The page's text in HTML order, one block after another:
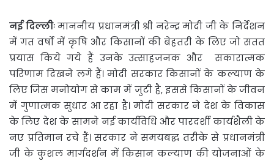
नई दिल्लीःमाननीय प्रधानमंत्री श्री नरेन्द्र मोदी जी के निर्देशन
मेंगत वर्षो में कृषि और किसानों की बेहतरी के लिए जो सतत
प्रयास किये गये हैं उनके उत्साहजनक और सकारात्मक
परिणाम दिखने लगे हैं। मोदी सरकार किसानों के कल्याण के
लिए जिस मनोयोग से काम में जुटी है, इससे किसानों के जीवन
में गुणात्मक सुधार आ रहा है। मोदी सरकार ने देश के विकास
के लिए देश के सामने नई कार्यविधि और पारदर्शी कार्यशैली के
नए प्रतिमान रचे हैं। सरकार ने समयबद्ध तरीके से प्रधानमंत्री
जी के कुशल मार्गदर्शन में किसान कल्याण की योजनाओं के